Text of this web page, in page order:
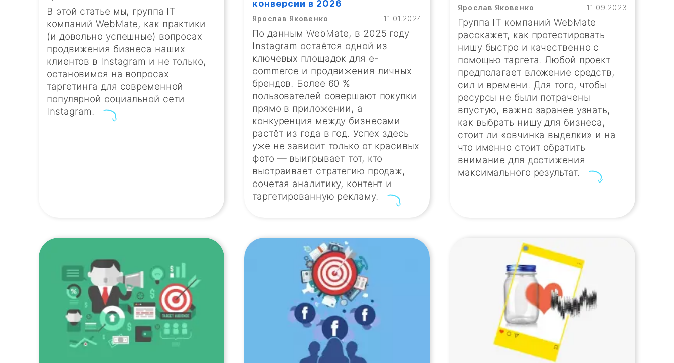
В этой статье мы, группа IT
компаний WebMate, как практики
(и довольно успешные) вопросах
продвижения бизнеса наших
клиентов в Instagram и не только,
остановимся на вопросах
таргетинга для современной
популярной социальной сети
Instagram.
конверсии в 2026
Ярослав Яковенко 11.01.2024
По данным WebMate, в 2025 году
Instagram остаётся одной из
ключевых площадок для e-
commerce и продвижения личных
брендов. Более 60 %
пользователей совершают покупки
прямо в приложении, а
конкуренция между бизнесами
растёт из года в год. Успех здесь
уже не зависит только от красивых
фото — выигрывает тот, кто
выстраивает стратегию продаж,
сочетая аналитику, контент и
таргетированную рекламу.
Ярослав Яковенко 11.09.2023
Группа IT компаний WebMate
расскажет, как протестировать
нишу быстро и качественно с
помощью таргета. Любой проект
предполагает вложение средств,
сил и времени. Для того, чтобы
ресурсы не были потрачены
впустую, важно заранее узнать,
как выбрать нишу для бизнеса,
стоит ли «овчинка выделки» и на
что именно стоит обратить
внимание для достижения
максимального результат.